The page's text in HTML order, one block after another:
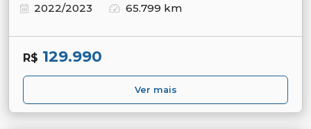
2022/2023
65.799 km
R$ 129.990
Ver mais